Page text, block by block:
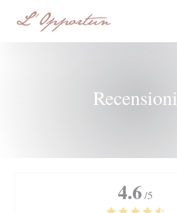
Recensioni
4.6 /5